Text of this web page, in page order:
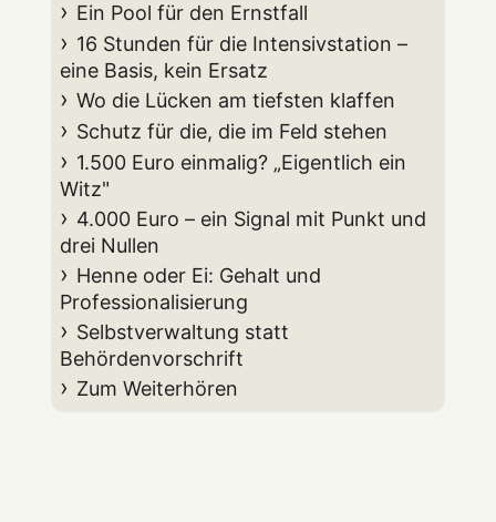
Ein Pool für den Ernstfall
16 Stunden für die Intensivstation –
eine Basis, kein Ersatz
Wo die Lücken am tiefsten klaffen
Schutz für die, die im Feld stehen
1.500 Euro einmalig? „Eigentlich ein
Witz"
4.000 Euro – ein Signal mit Punkt und
drei Nullen
Henne oder Ei: Gehalt und
Professionalisierung
Selbstverwaltung statt
Behördenvorschrift
Zum Weiterhören